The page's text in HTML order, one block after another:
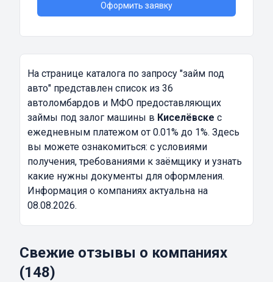
Оформить заявку
На странице каталога по запросу "займ под
авто" представлен список из 36
автоломбардов и МФО предоставляющих
займы под залог машины в Киселёвске с
ежедневным платежом от 0.01% до 1%. Здесь
вы можете ознакомиться: с условиями
получения, требованиями к заёмщику и узнать
какие нужны документы для оформления.
Информация о компаниях актуальна на
08.08.2026.
Свежие отзывы о компаниях
(148)